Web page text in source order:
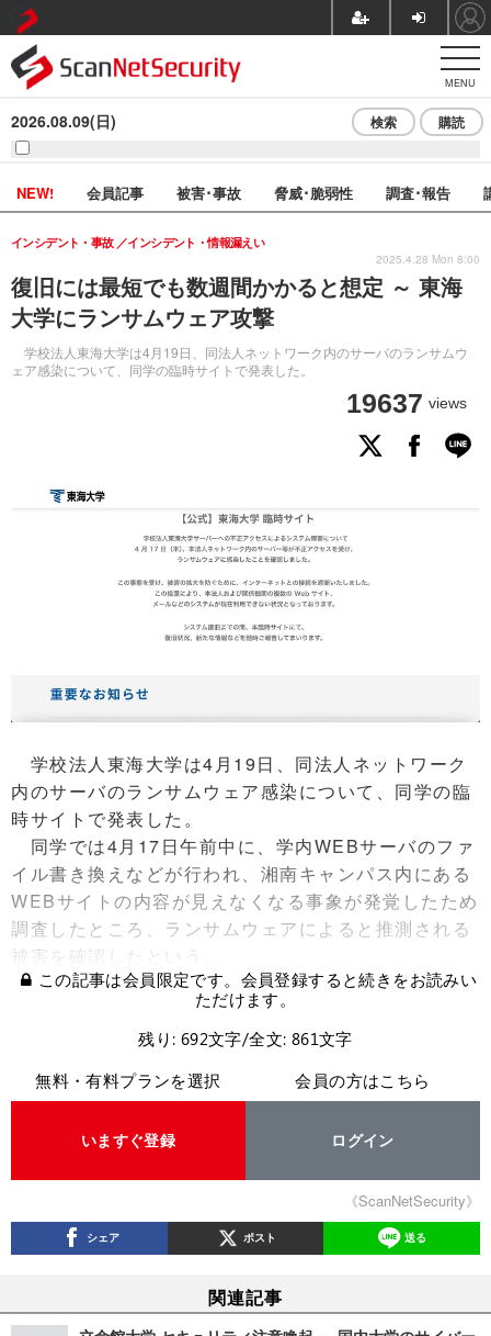
MENU
2026.08.09(日) 検索 購読
NEW! 会員記事 被害･事故 脅威･脆弱性 調査･報告
復旧には最短でも数週間かかると想定 ～ 東海
大学にランサムウェア攻撃
学校法人東海大学は4月19日、同法人ネットワーク内のサーバのランサムウ
ェア感染について、同学の臨時サイトで発表した。
インシデント・事故 インシデント・情報漏えい
19637 views
2025.4.28 Mon 8:00
学校法人東海大学は4月19日、同法人ネットワーク
内のサーバのランサムウェア感染について、同学の臨
時サイトで発表した。
同学では4月17日午前中に、学内WEBサーバのファ
イル書き換えなどが行われ、湘南キャンパス内にある
WEBサイトの内容が見えなくなる事象が発覚したため
調査したところ、ランサムウェアによると推測される
被害を確認したという。
この記事は会員限定です。会員登録すると続きをお読みい
ただけます。
残り: 692文字/全文: 861文字
無料・有料プランを選択
いますぐ登録
会員の方はこちら
ログイン
《ScanNetSecurity》
シェア ポスト 送る
関連記事